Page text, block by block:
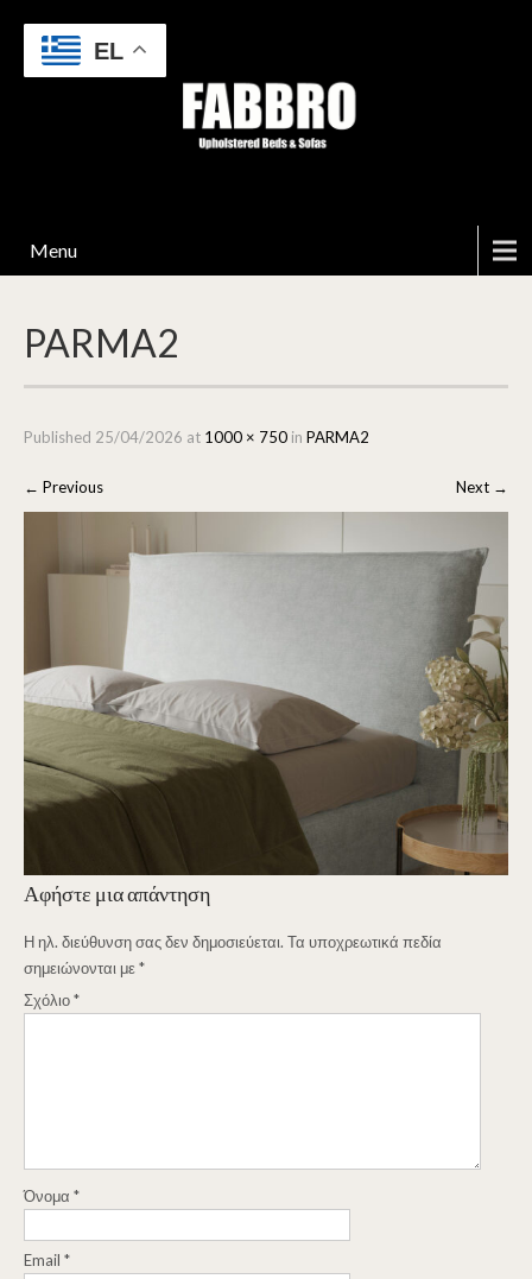
Menu
PARMA2
Published 25/04/2026 at 1000 × 750 in PARMA2
← Previous Next →
Αφήστε μια απάντηση
Η ηλ. διεύθυνση σας δεν δημοσιεύεται. Τα υποχρεωτικά πεδία
σημειώνονται με*
Σχόλιο*
Όνομα *
Email *
EL